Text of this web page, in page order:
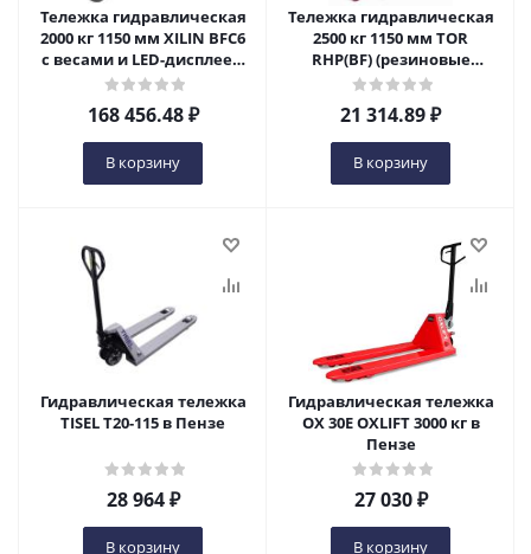
Тележка гидравлическая
2000 кг 1150 мм XILIN BFC6
с весами и LED-дисплеем
(резиновые колеса) в
168 456.48₽
В корзину
Тележка гидравлическая
2500 кг 1150 мм TOR
RHP(BF) (резиновые
колеса) в Пензе
21 314.89₽
В корзину
Гидравлическая тележка
TISEL T20-115 в Пензе
28 964₽
В корзину
Гидравлическая тележка
OX 30E OXLIFT 3000 кг в
Пензе
27 030₽
В корзину